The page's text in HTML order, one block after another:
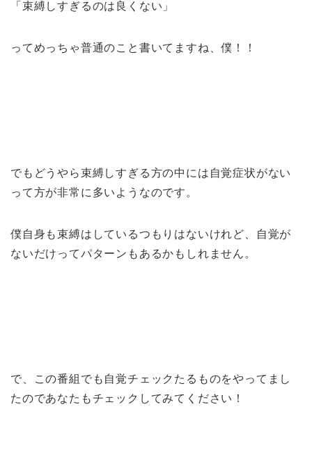
「束縛しすぎるのは良くない」
ってめっちゃ普通のこと書いてますね、僕！！
でもどうやら 束縛しすぎる方の中には自覚症状がない
って方が非常に多い ようなのです。
僕自身も束縛はしているつもりはないけれど、自覚が
ないだけってパターンもあるかもしれません。
で、この番組でも自覚チェックたるものをやってまし
たのであなたもチェックしてみてください！